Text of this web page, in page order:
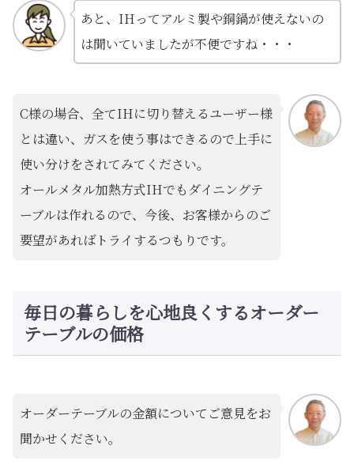
あと、IHってアルミ製や銅鍋が使えないの
は聞いていましたが不便ですね・・・
C様の場合、全てIHに切り替えるユーザー様
とは違い、ガスを使う事はできるので上手に
使い分けをされてみてください。
オールメタル加熱方式IHでもダイニングテ
ーブルは作れるので、今後、お客様からのご
要望があればトライするつもりです。
毎日の暮らしを心地良くするオーダー
テーブルの価格
オーダーテーブルの金額についてご意見をお
聞かせください。